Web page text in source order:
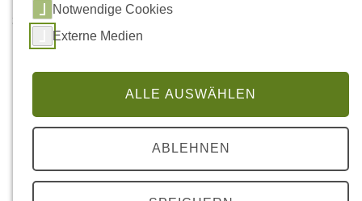
STARTSEITE
...
REGIOWOOD
Regiowood
Im
Notwendige Cookies
Externe Medien
ALLE AUSWÄHLEN
ABLEHNEN